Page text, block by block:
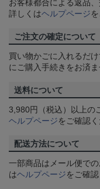
お客様都合による返品
詳しくはヘルプページ
ご注文の確定について
買い物かごに入れるだ
にご購入手続きをお済ま
送料について
3,980円（税込）以上の
ヘルプページをご確認く
配送方法について
一部商品はメール便で
はヘルプページをご確認